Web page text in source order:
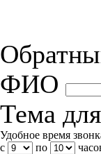
ФИО
Тема
Удобное время
с
по